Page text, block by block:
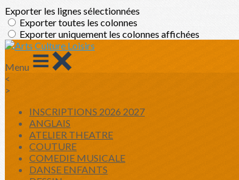
Exporter les lignes sélectionnées
Exporter toutes les colonnes
Exporter uniquement les colonnes affichées
Menu
<
>
INSCRIPTIONS 2026 2027
ANGLAIS
ATELIER THEATRE
COUTURE
COMEDIE MUSICALE
DANSE ENFANTS